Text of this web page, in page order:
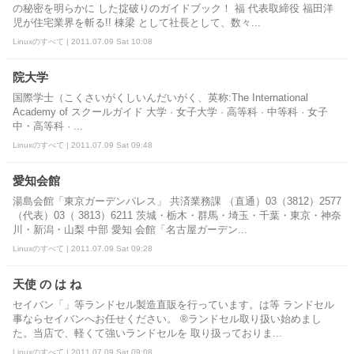
の秘密を明らかに した掟破りのガイドブック！ 福 代表取締役 福田洋
児が住宅業界を斬る!! 棟梁 として社長として、数々...
Linuxのすべて | 2011.07.09 Sat 10:08
院大学
国際学士（こくさいがくしいんだいがく、英称:The International
Academy of スクールガイド 大学 · 女子大学 · 高等科 · 中等科 · 女子
中・高等科 · ...
Linuxのすべて | 2011.07.09 Sat 09:48
愛知会館
湯島会館「東京ガーデンパレス」 共済業務課 （直通）03（3812）2577
（代表）03（ 3813）6211 茨城・栃木・群馬・埼玉・千葉・東京・神奈
川・新潟・山梨 中部 愛知 会館「名古屋ガーデン...
Linuxのすべて | 2011.07.09 Sat 09:28
天使 の は ね
セイバン「」等ランドセル製造直販を行っています。は等 ランドセル
事ならセイバンへお任せください。 ®ランドセル取り扱い始めまし
た。当店で、軽くて強いランドセルを 取り扱っておりま...
Linuxのすべて | 2011.07.09 Sat 09:08